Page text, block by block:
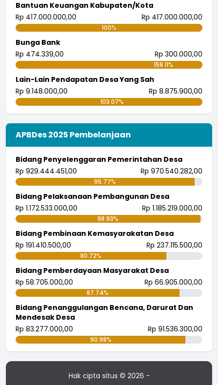
Bantuan Keuangan Kabupaten/Kota
Rp 417.000.000,00
Rp 417.000.000,00
100%
Bunga Bank
Rp 474.339,00
Rp 300.000,00
158.11%
Lain-Lain Pendapatan Desa Yang Sah
Rp 9.148.000,00
Rp 8.875.900,00
103.07%
APBDes 2025 Pembelanjaan
Bidang Penyelenggaran Pemerintahan Desa
Rp 929.444.451,00
Rp 970.540.282,00
95.77%
Bidang Pelaksanaan Pembangunan Desa
Rp 1.172.533.000,00
Rp 1.185.219.000,00
98.93%
Bidang Pembinaan Kemasyarakatan Desa
Rp 191.410.500,00
Rp 237.115.500,00
80.72%
Bidang Pemberdayaan Masyarakat Desa
Rp 58.705.000,00
Rp 66.905.000,00
87.74%
Bidang Penanggulangan Bencana, Darurat Dan
Mendesak Desa
Rp 83.277.000,00
Rp 91.536.300,00
90.98%
Hak cipta situs © 2026 -